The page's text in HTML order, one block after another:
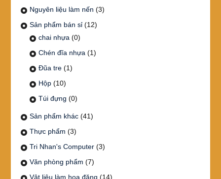
Nguyên liệu làm nến (3)
Sản phẩm bán sỉ (12)
chai nhựa (0)
Chén đĩa nhựa (1)
Đũa tre (1)
Hộp (10)
Túi đựng (0)
Sản phẩm khác (41)
Thực phẩm (3)
Tri Nhan's Computer (3)
Văn phòng phẩm (7)
Vật liệu làm hoa đăng (14)